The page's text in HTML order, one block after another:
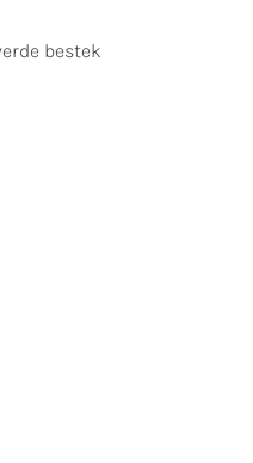
bestek